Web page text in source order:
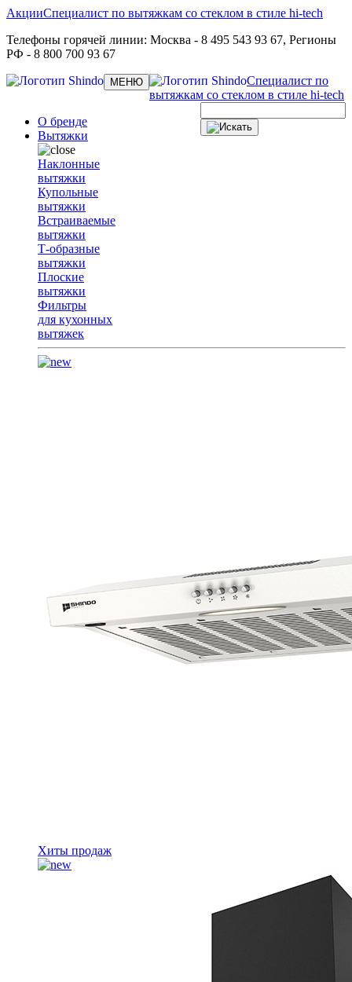
Акции
Телефоны горячей линии: Москва - 8 495 543 93 67, Регионы
РФ - 8 800 700 93 67
Специалист по вытяжкам со стеклом в стиле hi-tech
Toggle
navigation
МЕНЮ
Специалист по
вытяжкам со стеклом в стиле hi-tech
О бренде
Вытяжки
Наклонные
вытяжки
Купольные
вытяжки
Встраиваемые
вытяжки
Т-образные
вытяжки
Плоские
вытяжки
Фильтры
для кухонных
вытяжек
Хиты продаж